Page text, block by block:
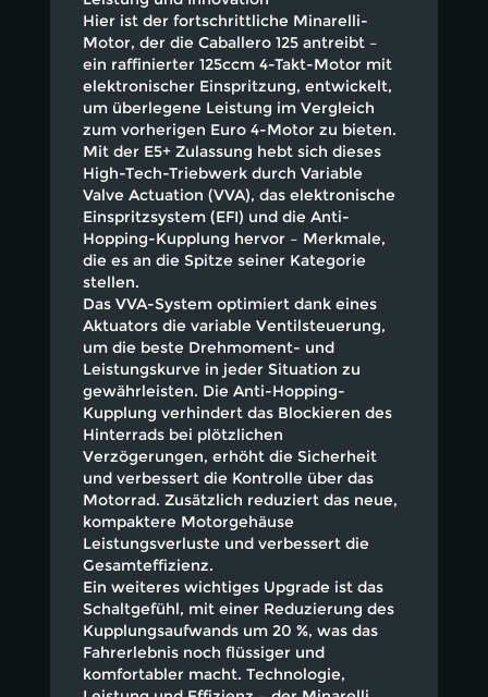
Hier ist der fortschrittliche Minarelli-
Motor, der die Caballero 125 antreibt –
ein raffinierter 125ccm 4-Takt-Motor mit
elektronischer Einspritzung, entwickelt,
um überlegene Leistung im Vergleich
zum vorherigen Euro 4-Motor zu bieten.
Mit der E5+ Zulassung hebt sich dieses
High-Tech-Triebwerk durch Variable
Valve Actuation (VVA), das elektronische
Einspritzsystem (EFI) und die Anti-
Hopping-Kupplung hervor – Merkmale,
die es an die Spitze seiner Kategorie
stellen.
Das VVA-System optimiert dank eines
Aktuators die variable Ventilsteuerung,
um die beste Drehmoment- und
Leistungskurve in jeder Situation zu
gewährleisten. Die Anti-Hopping-
Kupplung verhindert das Blockieren des
Hinterrads bei plötzlichen
Verzögerungen, erhöht die Sicherheit
und verbessert die Kontrolle über das
Motorrad. Zusätzlich reduziert das neue,
kompaktere Motorgehäuse
Leistungsverluste und verbessert die
Gesamteffizienz.
Ein weiteres wichtiges Upgrade ist das
Schaltgefühl, mit einer Reduzierung des
Kupplungsaufwands um 20 %, was das
Fahrerlebnis noch flüssiger und
komfortabler macht. Technologie,